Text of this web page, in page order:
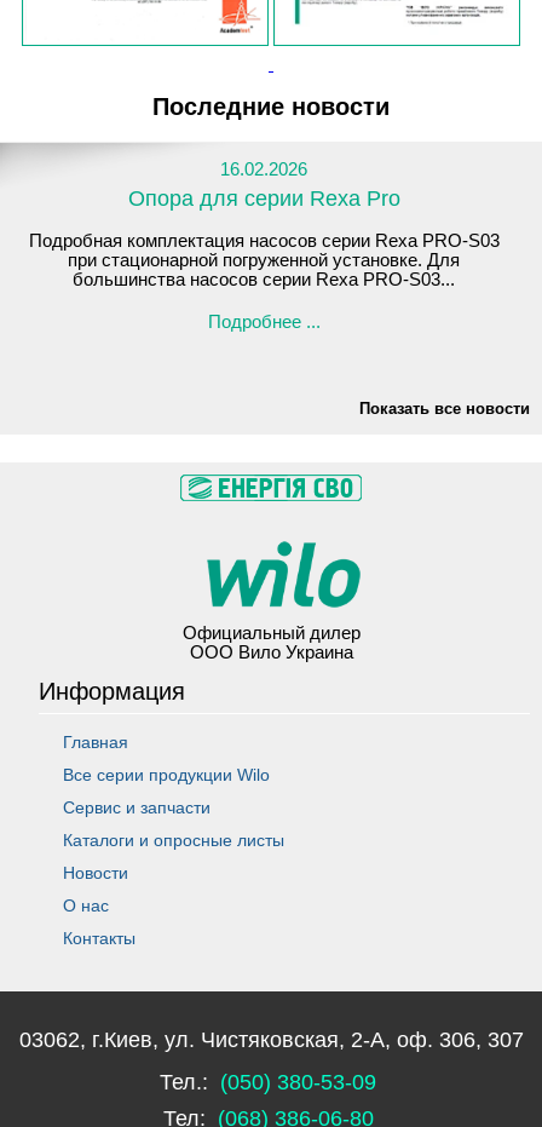
Последние новости
16.02.2026
Опора для серии Rexa Pro
Подробная комплектация насосов серии Rexa PRO-S03
при стационарной погруженной установке. Для
большинства насосов серии Rexa PRO-S03...
Подробнее ...
Показать все новости
Официальный дилер
ООО Вило Украина
Информация
Главная
Все серии продукции Wilo
Сервис и запчасти
Каталоги и опросные листы
Новости
О нас
Контакты
03062, г.Киев, ул. Чистяковская, 2-А, оф. 306, 307
Тел.: (050) 380-53-09
Тел: (068) 386-06-80